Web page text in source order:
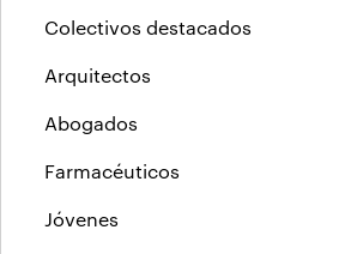
Colectivos destacados
Arquitectos
Abogados
Farmacéuticos
Jóvenes